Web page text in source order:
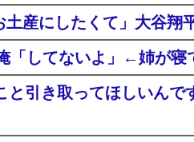
産にしたくて」大谷翔
してないよ」←姉が
と引き取ってほしいん